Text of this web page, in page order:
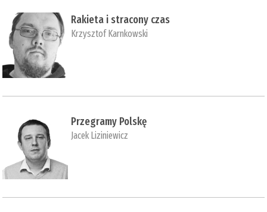
Rakieta i stracony czas
Krzysztof Karnkowski
Przegramy Polskę
Jacek Liziniewicz